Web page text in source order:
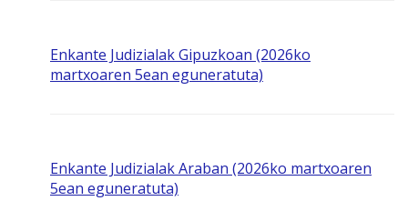
Enkante Judizialak Gipuzkoan (2026ko
martxoaren 5ean eguneratuta)
Enkante Judizialak Araban (2026ko martxoaren
5ean eguneratuta)